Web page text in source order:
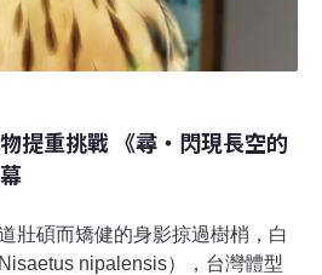
提重挑戰 《尋・閃現長空的
壯碩而矯健的身影掠過樹梢，白
nipalensis），台灣體型